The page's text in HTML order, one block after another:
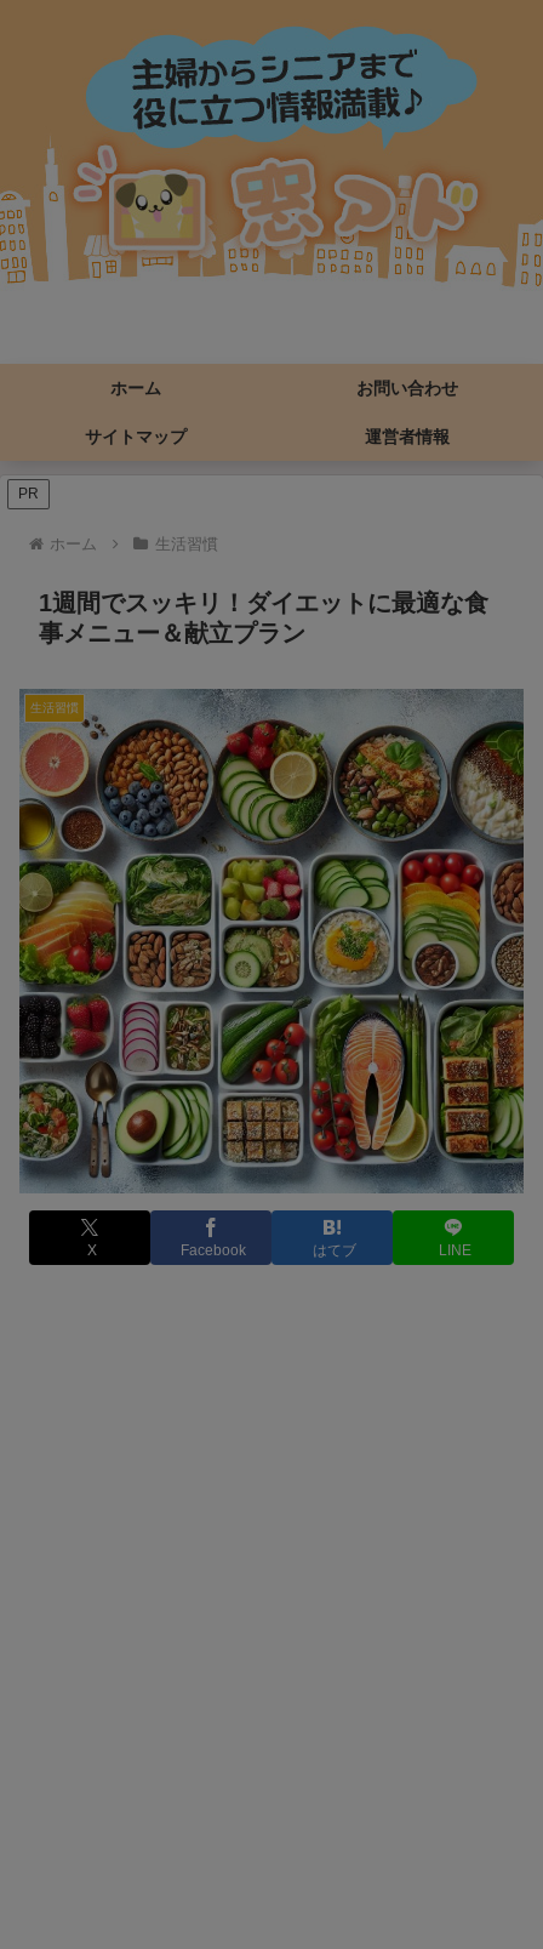
ホーム お問い合わせ
サイトマップ 運営者情報
PR
ホーム 生活習慣
1週間でスッキリ！ダイエットに最適な食
事メニュー＆献立プラン
生活習慣
X Facebook はてブ LINE